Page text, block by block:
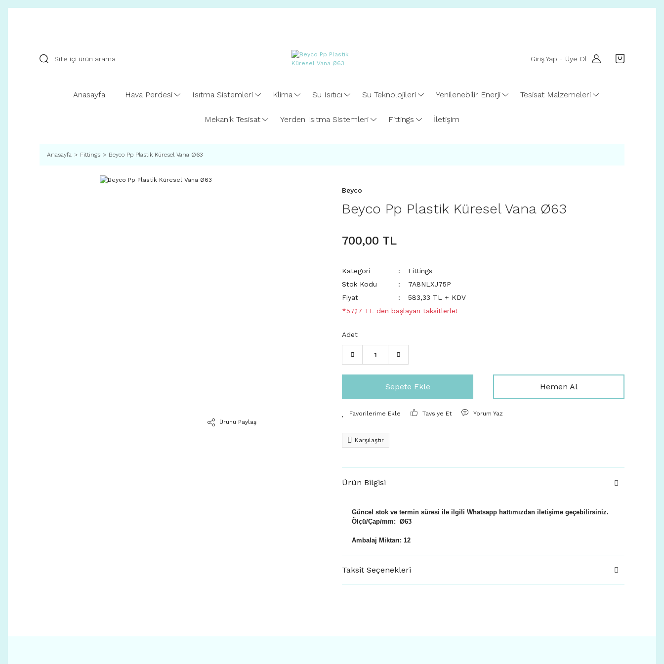
Giriş Yap - Üye Ol
Anasayfa Hava Perdesi Isıtma Sistemleri Klima Su Isıtıcı Su Teknolojileri Yenilenebilir Enerji Tesisat Malzemeleri
Mekanik Tesisat Yerden Isıtma Sistemleri Fittings İletişim
Anasayfa Fittings Beyco Pp Plastik Küresel Vana Ø63
Ürünü Paylaş
Beyco
Beyco Pp Plastik Küresel Vana Ø63
700,00 TL
Kategori
Fittings
Stok Kodu
7A8NLXJ75P
Fiyat
583,33 TL + KDV
*57,17 TL den başlayan taksitlerle!
Adet
Sepete Ekle Hemen Al
Tavsiye Et Yorum Yaz
Karşılaştır
Ürün Bilgisi
Güncel stok ve termin süresi ile ilgili Whatsapp hattımızdan iletişime geçebilirsiniz.
Ölçü/Çap/mm: Ø63
Ambalaj Miktarı: 12
Taksit Seçenekleri